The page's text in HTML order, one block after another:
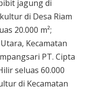
jagung di
di Desa Riam
20.000 m²;
Kecamatan
PT. Cipta
seluas 60.000
di Kecamatan